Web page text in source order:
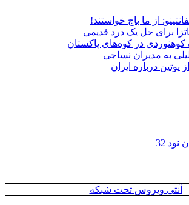
از ما باج خواستند!
برای حل یک درد قدیمی
در کوه‌های پاکستان
به مدیران نساجی
درباره ایران
32
آنتی ویروس تحت شبکه